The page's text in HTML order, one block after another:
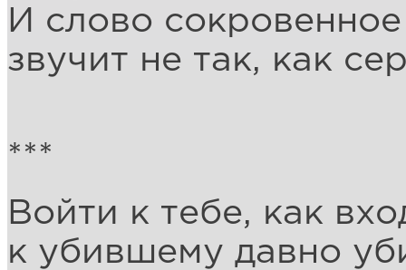
И слово
звучит не так, как
***
Войти к тебе, как
к убившему давно